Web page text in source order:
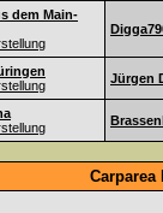
dem Main-
Jürgen